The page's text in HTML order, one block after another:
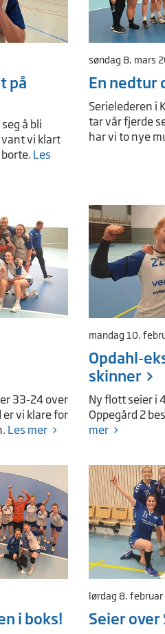
på
å bli
vi klart
Les
søndag 8. mars
En nedtur
Serielederen i
tar vår fjerde
har vi to nye
33-24 over
er vi klare for
Les mer
mandag 10.
Opdahl-
skinner
Ny flott seier i
Oppegård 2
mer
i boks!
lørdag 8.
Seier over